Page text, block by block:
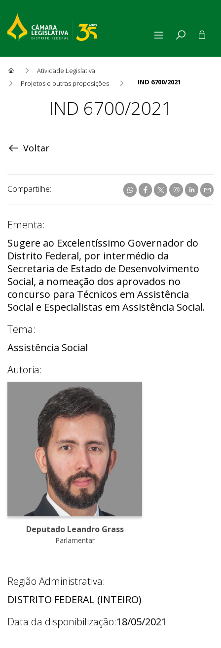
Atividade Legislativa
Projetos e outras proposições
IND 6700/2021
ProposiçãoIND 6700/2021
Voltar
Compartilhe:
Ementa:
Sugere ao Excelentíssimo Governador do
Distrito Federal, por intermédio da
Secretaria de Estado de Desenvolvimento
Social, a nomeação dos aprovados no
concurso para Técnicos em Assistência
Social e Especialistas em Assistência Social.
Tema:
Assistência Social
Autoria:
Deputado Leandro Grass
Parlamentar
Região Administrativa:
DISTRITO FEDERAL (INTEIRO)
Data da disponibilização:18/05/2021